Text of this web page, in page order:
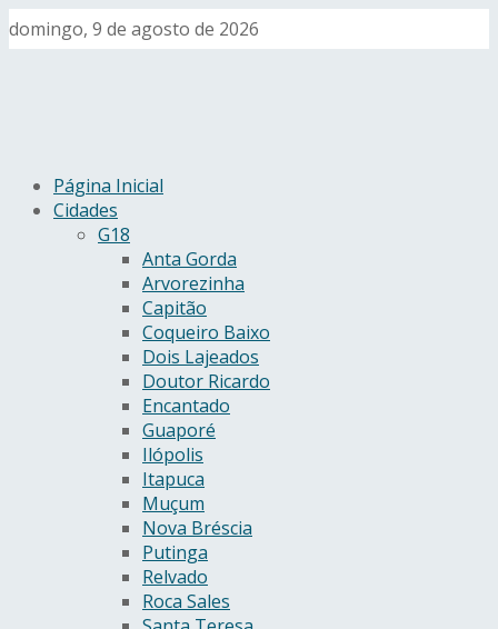
domingo, 9 de agosto de 2026
Página Inicial
Cidades
G18
Anta Gorda
Arvorezinha
Capitão
Coqueiro Baixo
Dois Lajeados
Doutor Ricardo
Encantado
Guaporé
Ilópolis
Itapuca
Muçum
Nova Bréscia
Putinga
Relvado
Roca Sales